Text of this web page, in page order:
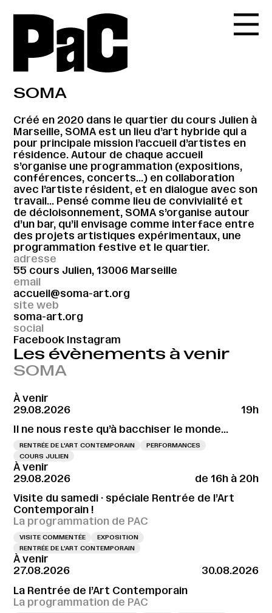
SOMA
adresse
55 cours Julien, 13006 Marseille
email
accueil@soma-art.org
site web
soma-art.org
social
Facebook Instagram
Créé en 2020 dans le quartier du cours Julien à
Marseille, SOMA est un lieu d’art hybride qui a
pour principale mission l’accueil d’artistes en
résidence. Autour de chaque accueil
s’organise une programmation (expositions,
conférences, concerts…) en collaboration
avec l’artiste résident, et en dialogue avec son
travail… Pensé comme lieu de convivialité et
de décloisonnement, SOMA s’organise autour
d’un bar, qu’il envisage comme interface entre
des projets artistiques expérimentaux, une
programmation festive et le quartier.
Les évènements à venir
SOMA
À venir
29.08.2026
19h
Il ne nous reste qu’à bacchiser le monde…
RENTRÉE DE L'ART CONTEMPORAIN
PERFORMANCES
COURS JULIEN
À venir
29.08.2026
de 16h à 20h
Visite du samedi · spéciale Rentrée de l’Art
Contemporain !
La programmation de PAC
VISITE COMMENTÉE
EXPOSITION
RENTRÉE DE L'ART CONTEMPORAIN
À venir
27.08.2026
30.08.2026
La Rentrée de l’Art Contemporain
La programmation de PAC